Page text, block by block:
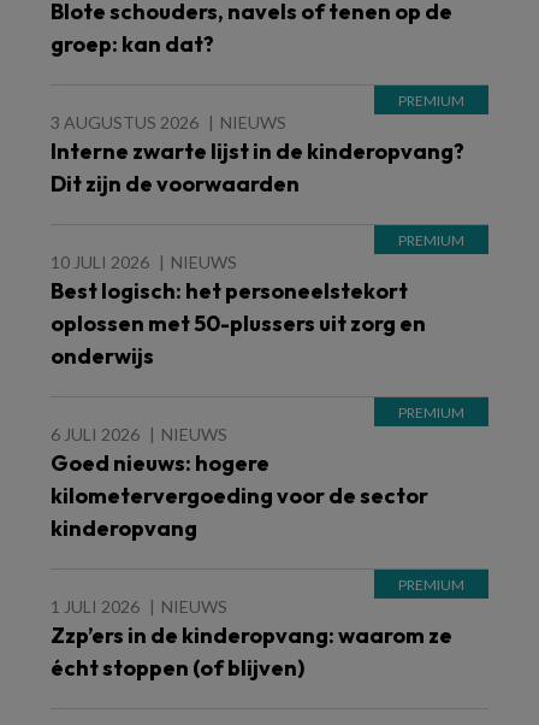
Blote schouders, navels of tenen op de
groep: kan dat?
3 AUGUSTUS 2026 NIEUWS
Interne zwarte lijst in de kinderopvang?
Dit zijn de voorwaarden
10 JULI 2026 NIEUWS
Best logisch: het personeelstekort
oplossen met 50-plussers uit zorg en
onderwijs
6 JULI 2026 NIEUWS
Goed nieuws: hogere
kilometervergoeding voor de sector
kinderopvang
1 JULI 2026 NIEUWS
Zzp’ers in de kinderopvang: waarom ze
écht stoppen (of blijven)